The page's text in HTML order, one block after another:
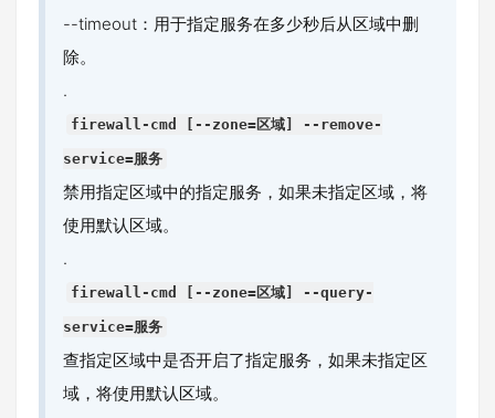
--timeout：用于指定服务在多少秒后从区域中删
除。
.
firewall-cmd [--zone=区域] --remove-
service=服务
禁用指定区域中的指定服务，如果未指定区域，将
使用默认区域。
.
firewall-cmd [--zone=区域] --query-
service=服务
查指定区域中是否开启了指定服务，如果未指定区
域，将使用默认区域。